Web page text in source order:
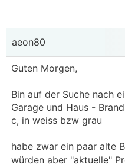
aeon80
Guten Morgen,
Bin auf der Suche nach
Garage und Haus -
c, in weiss bzw grau
habe zwar ein paar alte
würden aber "aktuelle"